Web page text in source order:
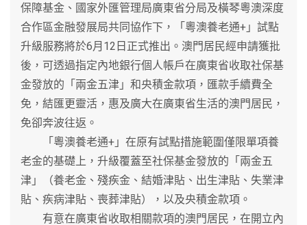
保障基金、國家外匯管理局廣東省分局及橫琴粵澳深度
合作區金融發展局共同協作下，「粵澳養老通+」試點
升級服務將於6月12日正式推出。澳門居民經申請獲批
後，可透過指定內地銀行個人帳戶在廣東省收取社保基
金發放的「兩金五津」和央積金款項，匯款手續費全
免，結匯更靈活，惠及廣大在廣東省生活的澳門居民，
免卻奔波往返。
「粵澳養老通+」在原有試點措施範圍僅限單項養
老金的基礎上，升級覆蓋至社保基金發放的「兩金五
津」（養老金、殘疾金、結婚津貼、出生津貼、失業津
貼、疾病津貼、喪葬津貼），以及央積金款項。
有意在廣東省收取相關款項的澳門居民，在開立內